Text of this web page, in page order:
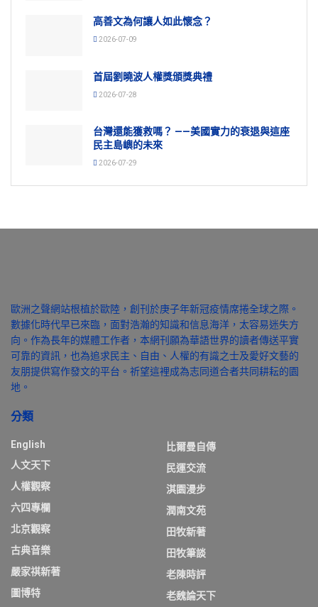
高善文為何讓人如此懷念？
2026-07-09
首屆劉曉波人權獎頒獎典禮
2026-07-28
台灣還能獲救嗎？ ——美國實力的衰退與這座
民主島嶼的未來
2026-07-29
歐洲之聲網站根植於歐陸，創刊於庚子年新冠疫情席捲全球之際。
數據化時代早已來臨，面對浩瀚的知識和信息海洋，太容易迷失方
向。作為長年的媒體工作者，本網刊願為華語世界的讀者傳送平實
可靠的資訊，也為追求民主、自由、人權的有識之士及愛好文藝的
友朋提供寫作發文的平台。祈望這裡成為志同道合者共同耕耘的園
地。
分類
English
人文天下
人權觀察
六四專欄
北京觀察
古典音樂
嚴家祺新著
圖博特
比爾曼自傳
民運交流
淇園漫步
潤南文苑
田牧新著
田牧筆談
老陳時評
老魏論天下